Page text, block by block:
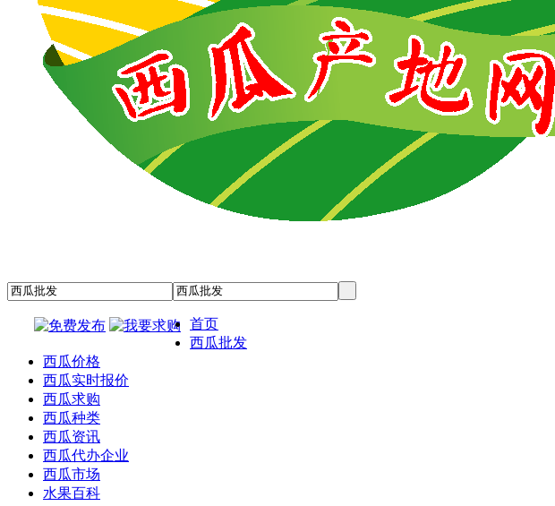
首页
西瓜批发
西瓜价格
西瓜实时报价
西瓜求购
西瓜种类
西瓜资讯
西瓜代办企业
西瓜市场
水果百科